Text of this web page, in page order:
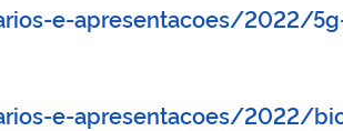
e-apresentacoes/2022/
e-apresentacoes/2022/